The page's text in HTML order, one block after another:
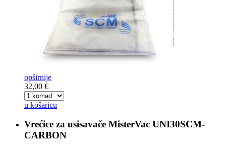
opširnije
32,00 €
u košaricu
Vrećice za usisavače MisterVac UNI30SCM-
CARBON